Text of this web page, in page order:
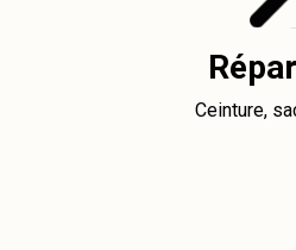
Ceinture,